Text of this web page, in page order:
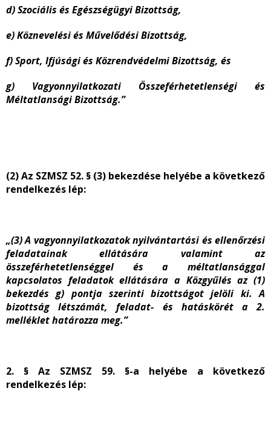
d) Szociális és Egészségügyi Bizottság,
e) Köznevelési és Művelődési Bizottság,
f) Sport, Ifjúsági és Közrendvédelmi Bizottság, és
g) Vagyonnyilatkozati Összeférhetetlenségi és
Méltatlansági Bizottság.”
(2) Az SZMSZ 52. § (3) bekezdése helyébe a következő
rendelkezés lép:
„(3) A vagyonnyilatkozatok nyilvántartási és ellenőrzési
feladatainak ellátására valamint az
összeférhetetlenséggel és a méltatlansággal
kapcsolatos feladatok ellátására a Közgyűlés az (1)
bekezdés g) pontja szerinti bizottságot jelöli ki. A
bizottság létszámát, feladat- és hatáskörét a 2.
melléklet határozza meg.”
2. § Az SZMSZ 59. §-a helyébe a következő
rendelkezés lép: